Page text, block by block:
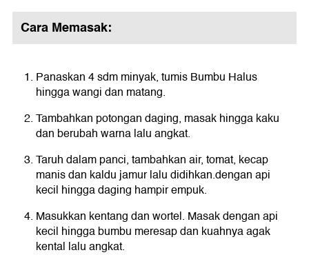
Cara Memasak:
Panaskan 4 sdm minyak, tumis Bumbu Halus
hingga wangi dan matang.
Tambahkan potongan daging, masak hingga kaku
dan berubah warna lalu angkat.
Taruh dalam panci, tambahkan air, tomat, kecap
manis dan kaldu jamur lalu didihkan.dengan api
kecil hingga daging hampir empuk.
Masukkan kentang dan wortel. Masak dengan api
kecil hingga bumbu meresap dan kuahnya agak
kental lalu angkat.